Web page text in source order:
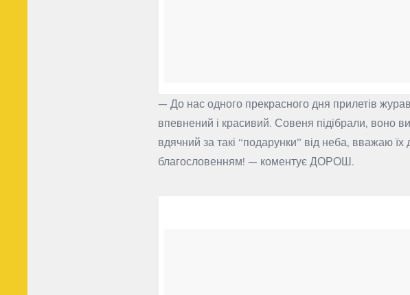
— До нас одного прекрасного дня прилетів
впевнений і красивий. Совеня підібрали, воно
вдячний за такі “подарунки” від неба, вважаю
благословенням! — коментує ДОРОШ.